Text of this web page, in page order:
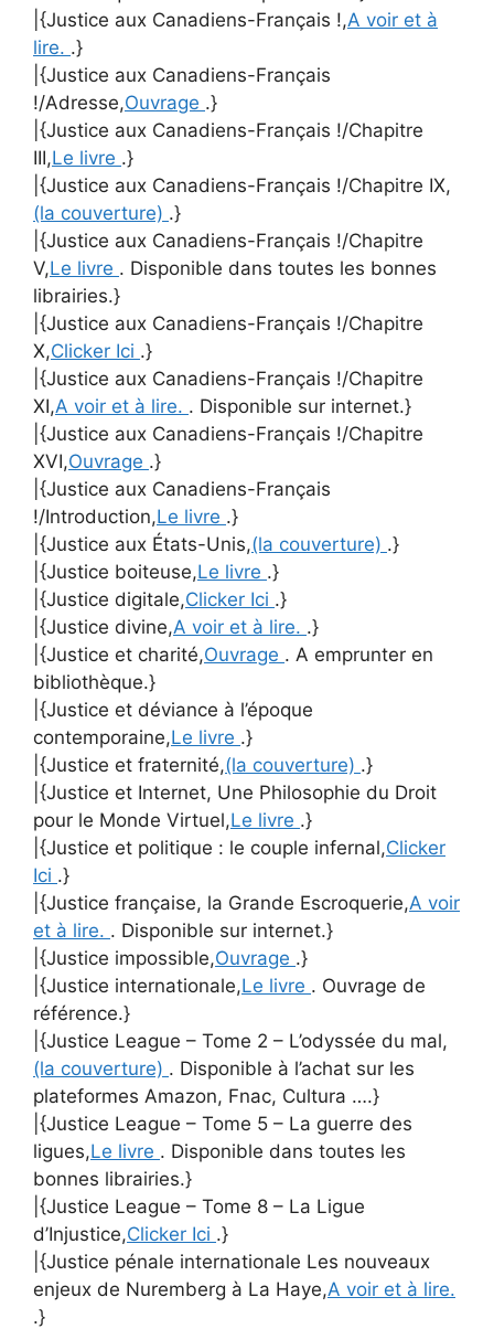
|{Justice aux Canadiens-Français !,A voir et à
lire. .}
|{Justice aux Canadiens-Français
!/Adresse,Ouvrage .}
|{Justice aux Canadiens-Français !/Chapitre
III,Le livre .}
|{Justice aux Canadiens-Français !/Chapitre IX,
(la couverture) .}
|{Justice aux Canadiens-Français !/Chapitre
V,Le livre . Disponible dans toutes les bonnes
librairies.}
|{Justice aux Canadiens-Français !/Chapitre
X,Clicker Ici .}
|{Justice aux Canadiens-Français !/Chapitre
XI,A voir et à lire. . Disponible sur internet.}
|{Justice aux Canadiens-Français !/Chapitre
XVI,Ouvrage .}
|{Justice aux Canadiens-Français
!/Introduction,Le livre .}
|{Justice aux États-Unis,(la couverture) .}
|{Justice boiteuse,Le livre .}
|{Justice digitale,Clicker Ici .}
|{Justice divine,A voir et à lire. .}
|{Justice et charité,Ouvrage . A emprunter en
bibliothèque.}
|{Justice et déviance à l’époque
contemporaine,Le livre .}
|{Justice et fraternité,(la couverture) .}
|{Justice et Internet, Une Philosophie du Droit
pour le Monde Virtuel,Le livre .}
|{Justice et politique : le couple infernal,Clicker
Ici .}
|{Justice française, la Grande Escroquerie,A voir
et à lire. . Disponible sur internet.}
|{Justice impossible,Ouvrage .}
|{Justice internationale,Le livre . Ouvrage de
référence.}
|{Justice League – Tome 2 – L’odyssée du mal,
(la couverture) . Disponible à l’achat sur les
plateformes Amazon, Fnac, Cultura ….}
|{Justice League – Tome 5 – La guerre des
ligues,Le livre . Disponible dans toutes les
bonnes librairies.}
|{Justice League – Tome 8 – La Ligue
d’Injustice,Clicker Ici .}
|{Justice pénale internationale Les nouveaux
enjeux de Nuremberg à La Haye,A voir et à lire.
.}